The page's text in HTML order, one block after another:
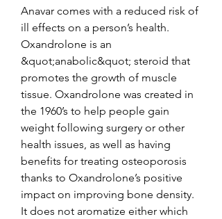
Anavar comes with a reduced risk of
ill effects on a person’s health.
Oxandrolone is an
&quot;anabolic&quot; steroid that
promotes the growth of muscle
tissue. Oxandrolone was created in
the 1960’s to help people gain
weight following surgery or other
health issues, as well as having
benefits for treating osteoporosis
thanks to Oxandrolone’s positive
impact on improving bone density.
It does not aromatize either which